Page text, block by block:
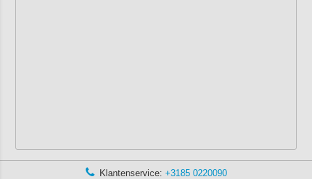
Klantenservice: +3185 0220090